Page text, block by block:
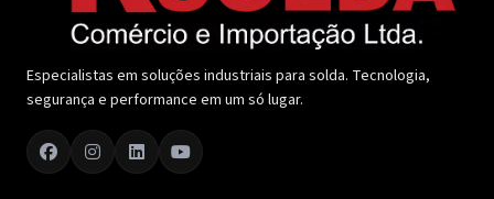
Especialistas em soluções industriais para solda. Tecnologia,
segurança e performance em um só lugar.